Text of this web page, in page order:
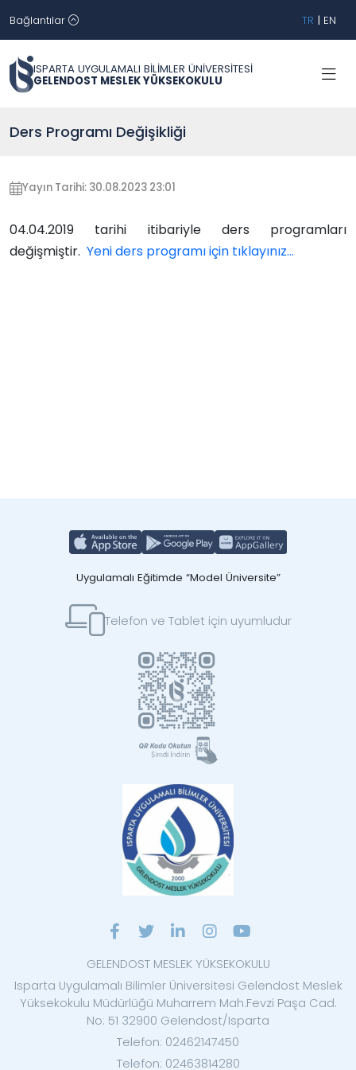
Bağlantılar TR | EN
ISPARTA UYGULAMALI BİLİMLER ÜNİVERSİTESİ
GELENDOST MESLEK YÜKSEKOKULU
Ders Programı Değişikliği
Yayın Tarihi: 30.08.2023 23:01
04.04.2019 tarihi itibariyle ders programları
değişmiştir. Yeni ders programı için tıklayınız...
Uygulamalı Eğitimde “Model Üniversite”
Telefon ve Tablet için uyumludur
GELENDOST MESLEK YÜKSEKOKULU
Isparta Uygulamalı Bilimler Üniversitesi Gelendost Meslek
Yüksekokulu Müdürlüğü Muharrem Mah.Fevzi Paşa Cad.
No: 51 32900 Gelendost/Isparta
Telefon: 02462147450
Telefon: 02463814280